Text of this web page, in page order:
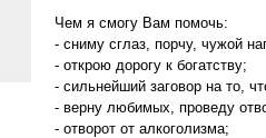
Чем я смогу Вам помочь:
- сниму сглаз, порчу, чужой
- открою дорогу к богатству;
- сильнейший заговор на то,
- верну любимых, проведу
- отворот от алкоголизма;